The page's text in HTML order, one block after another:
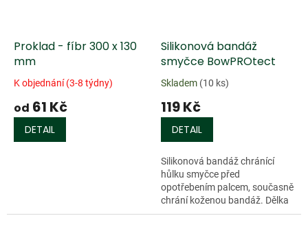
Proklad - fíbr 300 x 130
mm
K objednání (3-8 týdny)
od 61 Kč
DETAIL
Silikonová bandáž
smyčce BowPROtect
Skladem (10 ks)
119 Kč
DETAIL
Silikonová bandáž chránící
hůlku smyčce před
opotřebením palcem, současně
chrání koženou bandáž. Dělka
cca 50 mm